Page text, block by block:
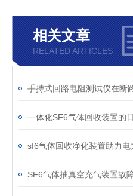
相关文章
RELATED ARTICLES